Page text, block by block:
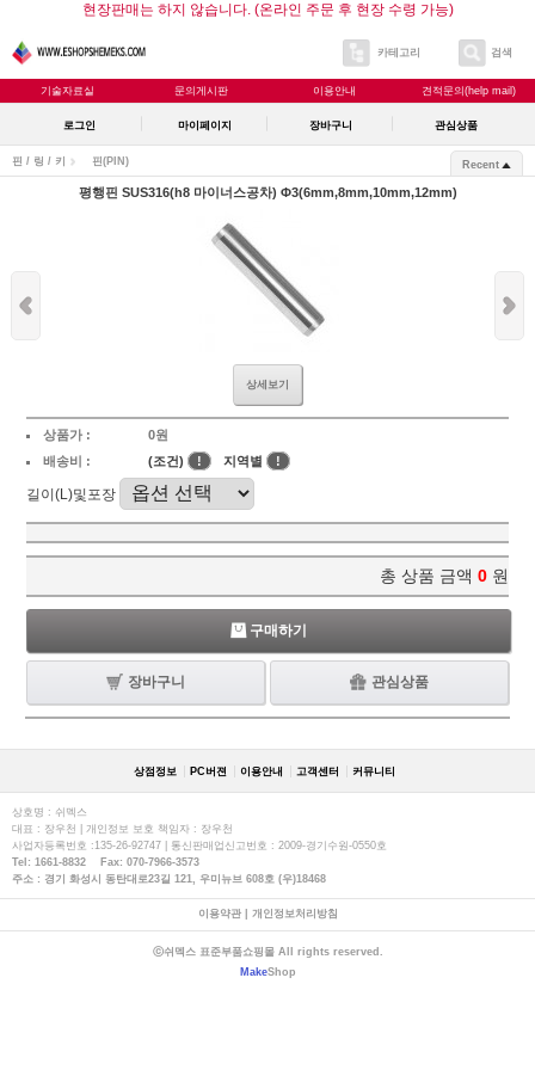
현장판매는 하지 않습니다. (온라인 주문 후 현장 수령 가능)
카테고리 검색
기술자료실 문의게시판 이용안내 견적문의(help mail)
로그인 마이페이지 장바구니 관심상품
핀 / 링 / 키 핀(PIN) Recent
평행핀 SUS316(h8 마이너스공차) Φ3(6mm,8mm,10mm,12mm)
상세보기
상품가 :
0원
배송비 :
(조건) ! 지역별 !
길이(L)및포장
총 상품 금액 0 원
구매하기
장바구니 관심상품
상점정보 PC버젼 이용안내 고객센터 커뮤니티
상호명 : 쉬멕스
대표 : 장우천 | 개인정보 보호 책임자 : 장우천
사업자등록번호 :135-26-92747 | 통신판매업신고번호 : 2009-경기수원-0550호
Tel: 1661-8832 Fax: 070-7966-3573
주소 : 경기 화성시 동탄대로23길 121, 우미뉴브 608호 (우)18468
이용약관| 개인정보처리방침
ⓒ쉬멕스 표준부품쇼핑몰 All rights reserved.
MakeShop